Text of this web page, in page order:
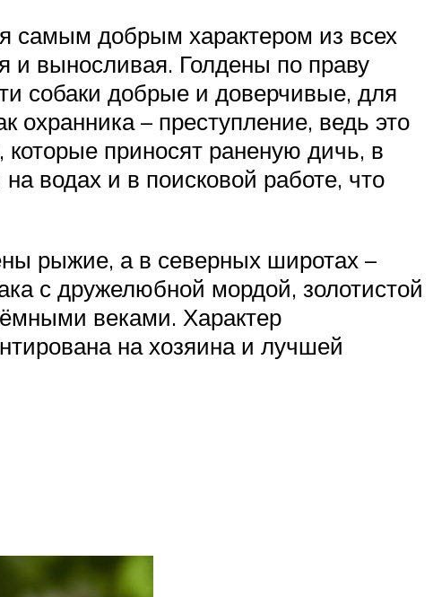
самым добрым характером из всех
и выносливая. Голдены по праву
собаки добрые и доверчивые, для
охранника – преступление, ведь это
приносят раненую дичь, в
водах и в поисковой работе, что
рыжие, а в северных широтах –
с дружелюбной мордой, золотистой
веками. Характер
на хозяина и лучшей